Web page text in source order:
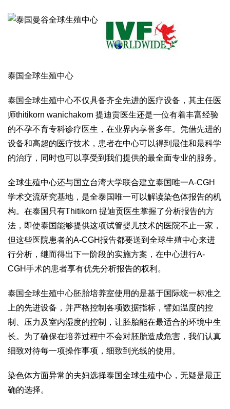
泰国全球生殖中心
泰国全球生殖中心不仅具备齐全先进的医疗设备，其主任医
师thitikorn wanichakorn 提迪贡医生还是一位有着丰富经验
的不孕不育专科诊疗医生，在业界内享誉多年。凭借先进的
设备和高超的医疗技术，患者在中心可以得到最佳和最科学
的治疗，同时也可以享受到我们提供的最全面专业的服务。
全球生殖中心还与国立台湾大学联合建立泰国唯一A-CGH
学术交流研究基地，是全泰国唯一可以解读染色体报告的机
构。在泰国只有Thitikorn 提迪贡医生掌握了分析报告的方
法，即使泰国能够提供这项试管婴儿技术的医院不止一家，
但这些医院患者的A-CGH报告都要送到全球生殖中心来进
行分析，继而得出下一阶段的实施方案，在中心进行A-
CGH手术的患者享有优先分析报告的权利。
泰国全球生殖中心胚胎培养室使用的是基于国际统一标准之
上的先进设备，并严格控制各项数据指标，譬如温度的控
制、压力及室内湿度的控制，让胚胎能在最适合的环境中生
长。为了确保在培养过程中不会对胚胎造成危害，我们认真
细致对待每一项操作事项，细致到光线的使用。
染色体方面异常的夫妇选择泰国全球生殖中心，无疑是最正
确的选择。